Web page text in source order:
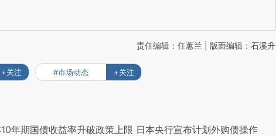
责任编辑：任蕙兰 | 版面编辑：石溪升
+关注 #市场动态 +关注
年期国债收益率升破政策上限 日本央行宣布计划外购债操作